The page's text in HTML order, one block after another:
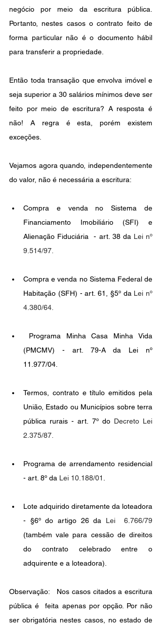
negócio por meio da escritura pública.
Portanto, nestes casos o contrato feito de
forma particular não é o documento hábil
para transferir a propriedade.
Então toda transação que envolva imóvel e
seja superior a 30 salários mínimos deve ser
feito por meio de escritura? A resposta é
não! A regra é esta, porém existem
exceções.
Vejamos agora quando, independentemente
do valor, não é necessária a escritura:
Compra e venda no Sistema de
Financiamento Imobiliário (SFI) e
Alienação Fiduciária  - art. 38 da Lei nº
9.514/97.
Compra e venda no Sistema Federal de
Habitação (SFH) - art. 61, §5º da Lei nº
4.380/64.
(PMCMV) - art. 79-A da Lei nº
11.977/04.
Termos, contrato e título emitidos pela
União, Estado ou Municípios sobre terra
pública rurais - art. 7º do Decreto Lei
2.375/87.
Programa de arrendamento residencial
- art. 8º da Lei 10.188/01
Lote adquirido diretamente da loteadora
- §6º do artigo 26 da
(também vale para cessão de direitos
do contrato celebrado entre o
adquirente e a loteadora).
Observação:   Nos casos citados a escritura
pública é  feita apenas por opção. Por não
ser obrigatória nestes casos, no estado de